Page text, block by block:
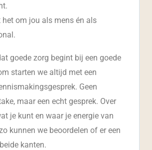
om jou als mens én als
goede zorg begint bij een goede
starten we altijd met een
Geen
maar een echt gesprek. Over
je kunt en waar je energie van
kunnen we beoordelen of er een
kanten.